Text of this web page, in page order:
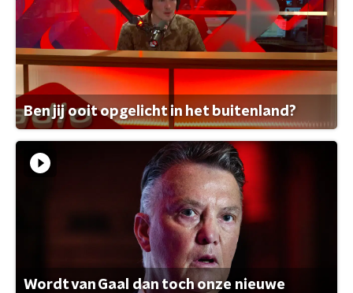
Ben jij ooit opgelicht in het buitenland?
Wordt van Gaal dan toch onze nieuwe